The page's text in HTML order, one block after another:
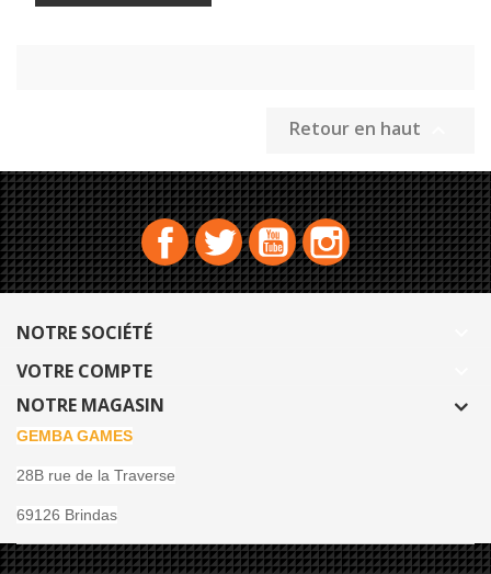
Retour en haut
FacebookTwitterYouTubeInstagram
NOTRE SOCIÉTÉ
VOTRE COMPTE
NOTRE MAGASIN
GEMBA GAMES
28B rue de la Traverse
69126 Brindas